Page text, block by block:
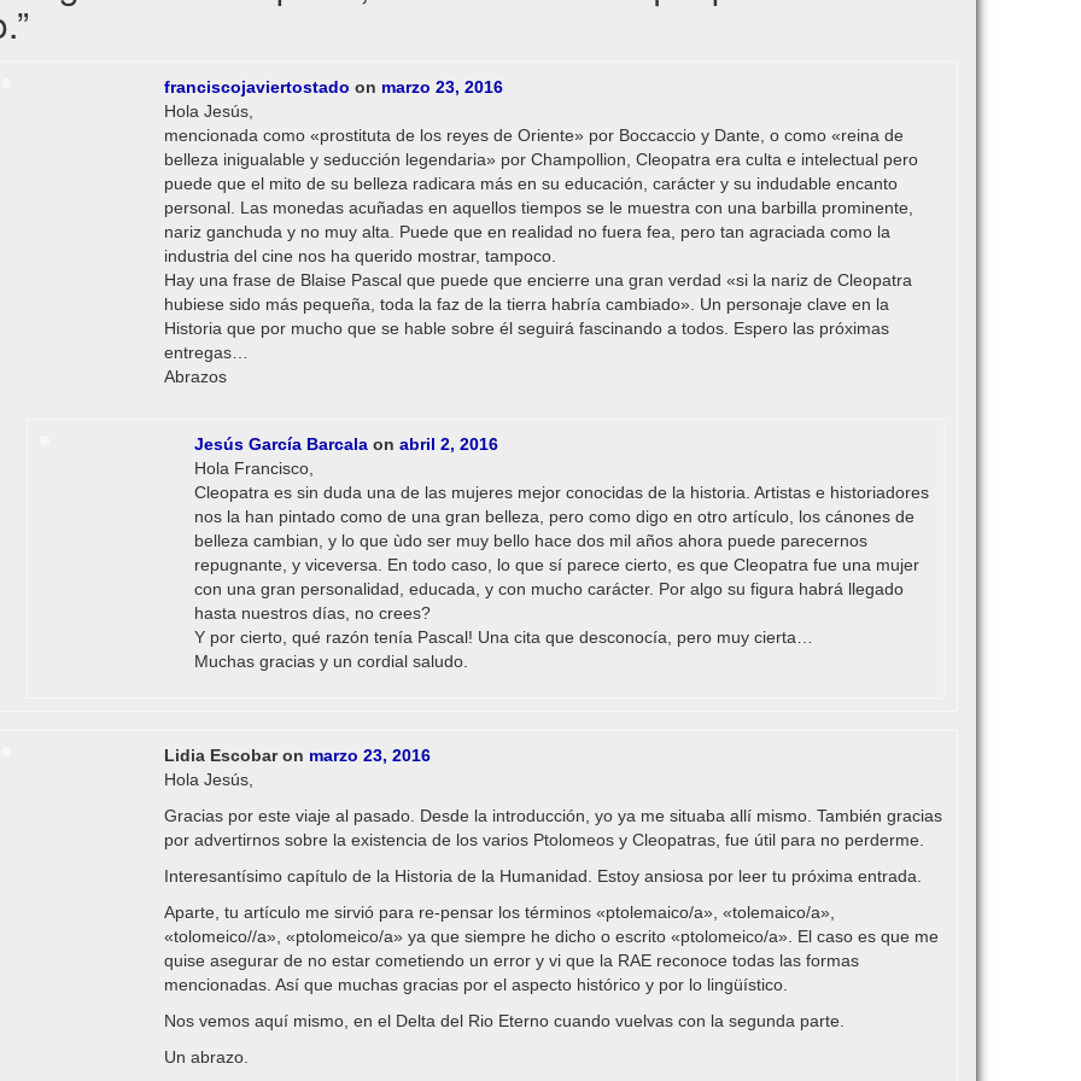
”
franciscojaviertostado on marzo 23, 2016
Hola Jesús,
mencionada como «prostituta de los reyes de Oriente» por Boccaccio y Dante, o como «reina de
belleza inigualable y seducción legendaria» por Champollion, Cleopatra era culta e intelectual pero
puede que el mito de su belleza radicara más en su educación, carácter y su indudable encanto
personal. Las monedas acuñadas en aquellos tiempos se le muestra con una barbilla prominente,
nariz ganchuda y no muy alta. Puede que en realidad no fuera fea, pero tan agraciada como la
industria del cine nos ha querido mostrar, tampoco.
Hay una frase de Blaise Pascal que puede que encierre una gran verdad «si la nariz de Cleopatra
hubiese sido más pequeña, toda la faz de la tierra habría cambiado». Un personaje clave en la
Historia que por mucho que se hable sobre él seguirá fascinando a todos. Espero las próximas
entregas…
Abrazos
Jesús García Barcalaon abril 2, 2016
Hola Francisco,
Cleopatra es sin duda una de las mujeres mejor conocidas de la historia. Artistas e historiadores
nos la han pintado como de una gran belleza, pero como digo en otro artículo, los cánones de
belleza cambian, y lo que ùdo ser muy bello hace dos mil años ahora puede parecernos
repugnante, y viceversa. En todo caso, lo que sí parece cierto, es que Cleopatra fue una mujer
con una gran personalidad, educada, y con mucho carácter. Por algo su figura habrá llegado
hasta nuestros días, no crees?
Y por cierto, qué razón tenía Pascal! Una cita que desconocía, pero muy cierta…
Muchas gracias y un cordial saludo.
Lidia Escobaron marzo 23, 2016
Hola Jesús,
Gracias por este viaje al pasado. Desde la introducción, yo ya me situaba allí mismo. También gracias
por advertirnos sobre la existencia de los varios Ptolomeos y Cleopatras, fue útil para no perderme.
Interesantísimo capítulo de la Historia de la Humanidad. Estoy ansiosa por leer tu próxima entrada.
Aparte, tu artículo me sirvió para re-pensar los términos «ptolemaico/a», «tolemaico/a»,
«tolomeico//a», «ptolomeico/a» ya que siempre he dicho o escrito «ptolomeico/a». El caso es que me
quise asegurar de no estar cometiendo un error y vi que la RAE reconoce todas las formas
mencionadas. Así que muchas gracias por el aspecto histórico y por lo lingüístico.
Nos vemos aquí mismo, en el Delta del Rio Eterno cuando vuelvas con la segunda parte.
Un abrazo.